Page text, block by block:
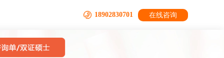
18902830701 在线咨询